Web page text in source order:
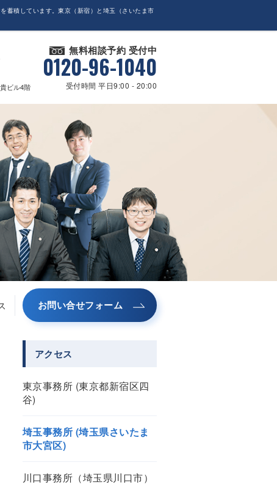
蓄積しています。東京（新宿）と埼玉（さいたま市
ビル4階
無料相談予約 受付中
0120-96-1040
受付時間 平日9:00 - 20:00
お問い合せフォーム
アクセス
東京事務所 (東京都新宿区四
谷)
埼玉事務所 (埼玉県さいたま
市大宮区)
川口事務所（埼玉県川口市）